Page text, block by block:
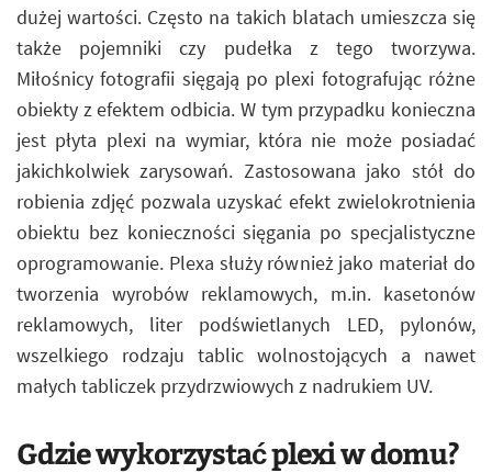
dużej wartości. Często na takich blatach umieszcza się
także pojemniki czy pudełka z tego tworzywa.
Miłośnicy fotografii sięgają po plexi fotografując różne
obiekty z efektem odbicia. W tym przypadku konieczna
jest płyta plexi na wymiar, która nie może posiadać
jakichkolwiek zarysowań. Zastosowana jako stół do
robienia zdjęć pozwala uzyskać efekt zwielokrotnienia
obiektu bez konieczności sięgania po specjalistyczne
oprogramowanie. Plexa służy również jako materiał do
tworzenia wyrobów reklamowych, m.in. kasetonów
reklamowych, liter podświetlanych LED, pylonów,
wszelkiego rodzaju tablic wolnostojących a nawet
małych tabliczek przydrzwiowych z nadrukiem UV.
Gdzie wykorzystać plexi w domu?